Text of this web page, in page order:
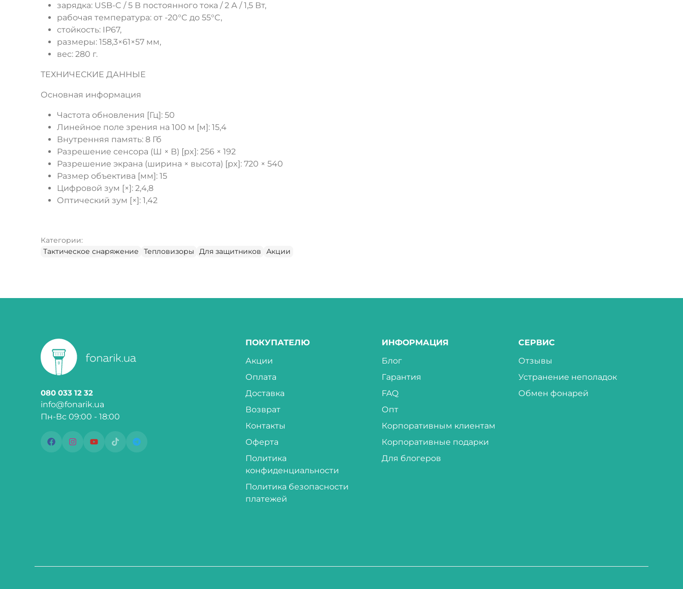
зарядка: USB-C / 5 В постоянного тока / 2 А / 1,5 Вт,
рабочая температура: от -20°C до 55°C,
стойкость: IP67,
размеры: 158,3×61×57 мм,
вес: 280 г.
ТЕХНИЧЕСКИЕ ДАННЫЕ
Основная информация
Частота обновления [Гц]: 50
Линейное поле зрения на 100 м [м]: 15,4
Внутренняя память: 8 Гб
Разрешение сенсора (Ш × В) [px]: 256 × 192
Разрешение экрана (ширина × высота) [px]: 720 × 540
Размер объектива [мм]: 15
Цифровой зум [×]: 2,4,8
Оптический зум [×]: 1,42
Категории:
Тактическое снаряжение
Тепловизоры Для защитников Акции
080 033 12 32
info@fonarik.ua
Пн-Вс 09:00 - 18:00
ПОКУПАТЕЛЮ
Акции
Оплата
Доставка
Возврат
Контакты
Оферта
Политика
конфиденциальности
Политика безопасности
платежей
ИНФОРМАЦИЯ
Блог
Гарантия
FAQ
Опт
Корпоративным клиентам
Корпоративные подарки
Для блогеров
СЕРВИС
Отзывы
Устранение неполадок
Обмен фонарей